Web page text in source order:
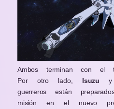
Ambos terminan con el
Por otro lado, Isuzu
guerreros están
misión en el nuevo